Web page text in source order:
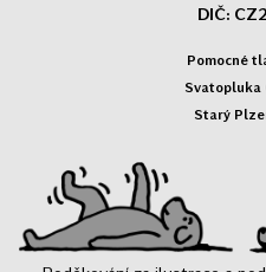
DIČ:
Pomocné
Svatopluka
Starý